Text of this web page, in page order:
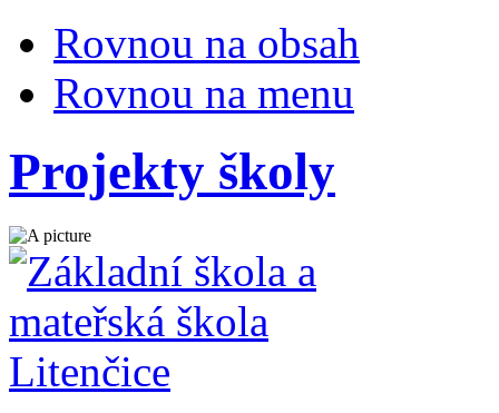
Rovnou na obsah
Rovnou na menu
Projekty školy